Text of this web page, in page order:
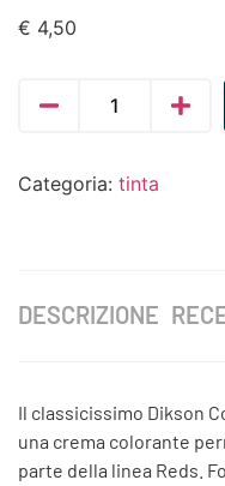
€ 4,50
Categoria: tinta
DESCRIZIONE
Il classicissimo Dikson
una crema colorante
parte della linea Reds.